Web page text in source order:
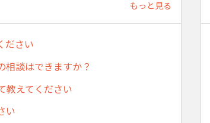
もっと見る
ださい
相談はできますか？
教えてください
い